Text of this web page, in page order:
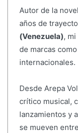
Autor de la
años de
(Venezuela),
de marcas como
internacionales.
Desde Arepa
crítico musical,
lanzamientos y
se mueven